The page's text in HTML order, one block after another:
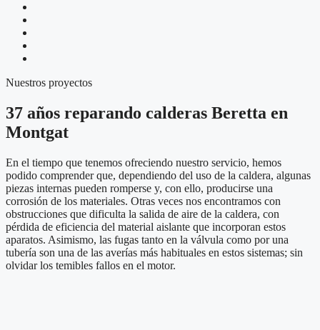
Nuestros proyectos
37 años reparando calderas Beretta en
Montgat
En el tiempo que tenemos ofreciendo nuestro servicio, hemos
podido comprender que, dependiendo del uso de la caldera, algunas
piezas internas pueden romperse y, con ello, producirse una
corrosión de los materiales. Otras veces nos encontramos con
obstrucciones que dificulta la salida de aire de la caldera, con
pérdida de eficiencia del material aislante que incorporan estos
aparatos. Asimismo, las fugas tanto en la válvula como por una
tubería son una de las averías más habituales en estos sistemas; sin
olvidar los temibles fallos en el motor.